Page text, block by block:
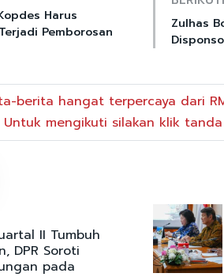
Harus
Pemborosan
Zulhas
berita hangat terpercaya dari
Untuk mengikuti silakan klik
II Tumbuh
DPR Soroti
pada